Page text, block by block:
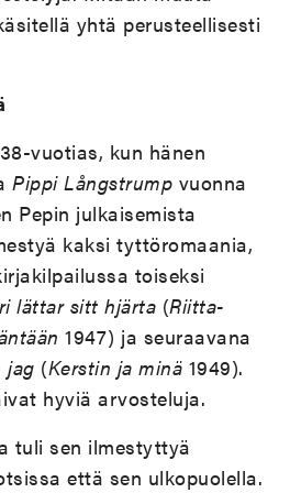
yhtä perusteellisesti
vuotias, kun hänen
Pippi Långstrump vuonna
Pepin julkaisemista
kaksi tyttöromaania,
toiseksi
lättar sitt hjärta (Riitta-
1947) ja seuraavana
jag (Kerstin ja minä 1949).
hyviä arvosteluja.
tuli sen ilmestyttyä
että sen ulkopuolella.